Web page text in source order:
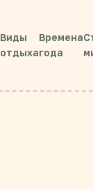
Виды
отдыха
Времена
года